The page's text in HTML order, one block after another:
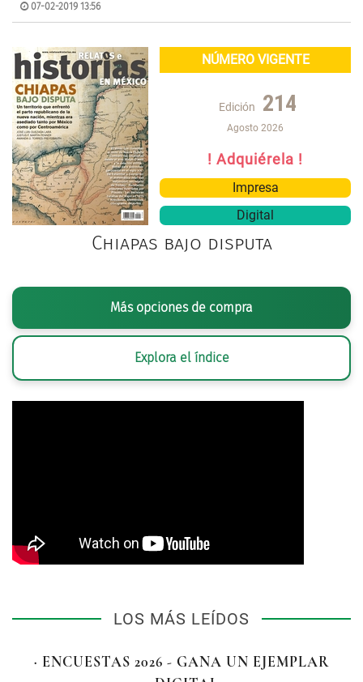
07-02-2019 13:56
NÚMERO VIGENTE
Edición 214
Agosto 2026
! Adquiérela !
Impresa
Digital
Chiapas bajo disputa
Más opciones de compra
Explora el índice
LOS MÁS LEÍDOS
· ENCUESTAS 2026 - GANA UN EJEMPLAR